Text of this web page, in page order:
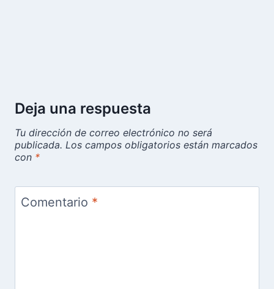
Deja una respuesta
Tu dirección de correo electrónico no será
publicada. Los campos obligatorios están marcados
con *
Comentario *